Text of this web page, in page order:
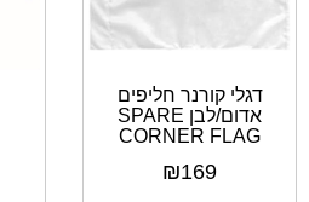
דגלי קורנר חליפים
אדום/לבן SPARE
CORNER FLAG
₪169